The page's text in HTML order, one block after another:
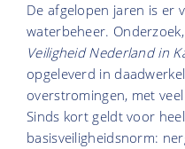
De afgelopen jaren is er
waterbeheer.
Veiligheid Nederland in
opgeleverd in
overstromingen, met
Sinds kort geldt voor
basisveiligheidsnorm: